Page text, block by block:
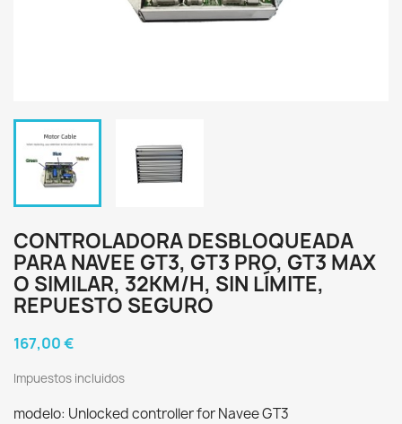
CONTROLADORA DESBLOQUEADA
PARA NAVEE GT3, GT3 PRO, GT3 MAX
O SIMILAR, 32KM/H, SIN LÍMITE,
REPUESTO SEGURO
167,00 €
Impuestos incluidos
modelo: Unlocked controller for Navee GT3